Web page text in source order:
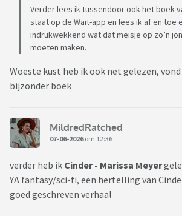
Verder lees ik tussendoor ook het boek
staat op de Wait-app en lees ik af en toe
indrukwekkend wat dat meisje op zo’n
moeten maken.
Woeste kust heb ik ook net gelezen,
bijzonder boek
MildredRatched
07-06-2026om 12:36
verder heb ik Cinder - Marissa Meyer
YA fantasy/sci-fi, een hertelling van
goed geschreven verhaal